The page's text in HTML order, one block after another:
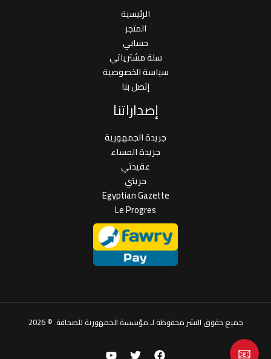
الرئيسية
المتجر
حسابي
سلة مشترياتي
سياسة الخصوصية
إتصل بنا
إصداراتنا
جريدة الجمهورية
جريدة المساء
عقيدتي
حريتي
Egyptian Gazette
Le Progres
جميع حقوق النشر محفوظة لـ مؤسسة الجمهورية للصحافة © 2026
📧